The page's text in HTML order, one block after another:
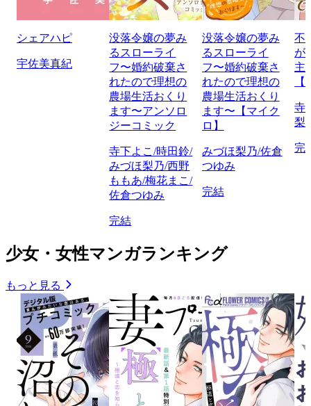
シェアハピ
宇佐美真紀
没落令嬢の夢み
るスローライ
フ〜婚約破棄さ
れたので理想の
農場生活おくり
ます〜アンソロ
ジーコミック
寺下よこ/時田鈴/
みづほ梨乃/西野
ももあ/梅花まこ/
佐倉つゆみ
完結
没落令嬢の夢み
るスローライ
フ〜婚約破棄さ
れたので理想の
農場生活おくり
ます〜【マイク
ロ】
みづほ梨乃/佐倉
つゆみ
完結
不
が
主
寺
梨
完
少女・女性マンガランキング
もっと見る